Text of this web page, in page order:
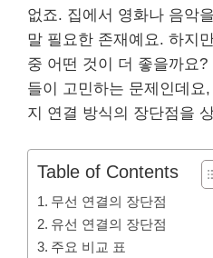
없죠. 집에서 영화나 음악
말 필요한 존재예요. 하지
중 어떤 것이 더 좋을까요
들이 고민하는 문제인데
지 연결 방식의 장단점을
Table of Contents
무선 연결의 장단점
유선 연결의 장단점
주요 비교 표